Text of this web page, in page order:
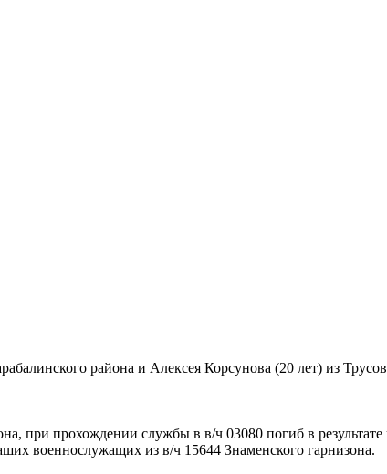
района и Алексея Корсунова (20 лет) из
прохождении службы в в/ч 03080 погиб в результате
военнослужащих из в/ч 15644 Знаменского гарнизона.